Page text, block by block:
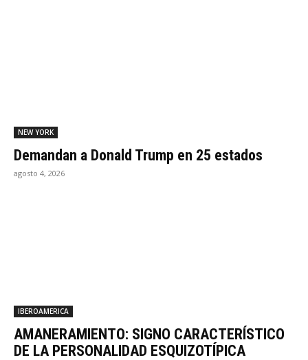
NEW YORK
Demandan a Donald Trump en 25 estados
agosto 4, 2026
IBEROAMERICA
AMANERAMIENTO: SIGNO CARACTERÍSTICO
DE LA PERSONALIDAD ESQUIZOTÍPICA